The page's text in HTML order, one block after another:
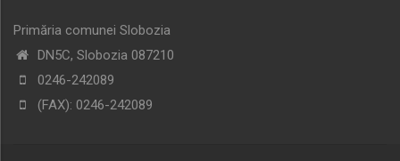
Primăria comunei Slobozia
DN5C, Slobozia 087210
0246-242089
(FAX): 0246-242089